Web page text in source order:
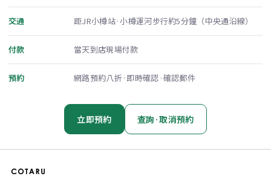
交通 距JR小樽站·小樽運河步行約5分鐘（中央通沿線）
付款 當天到店現場付款
預約 網路預約八折·即時確認·確認郵件
立即預約 查詢·取消預約